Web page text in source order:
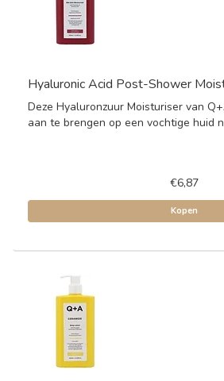
Hyaluronic Acid Post-Shower
Deze Hyaluronzuur Moisturiser van
aan te brengen op een vochtige huid
€6,87
Kopen